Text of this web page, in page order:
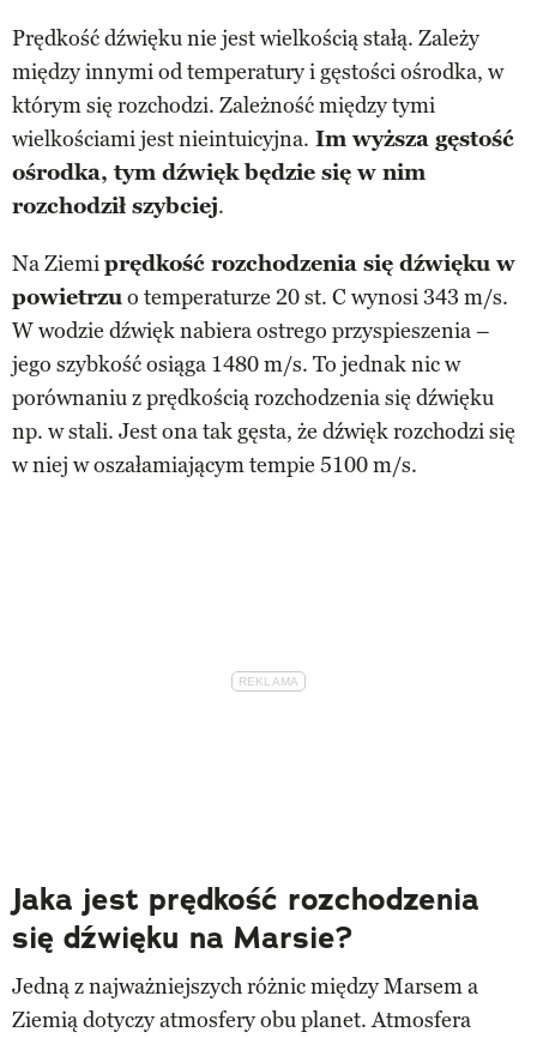
Prędkość dźwięku nie jest wielkością stałą. Zależy
między innymi od temperatury i gęstości ośrodka, w
którym się rozchodzi. Zależność między tymi
wielkościami jest nieintuicyjna. Im wyższa gęstość
ośrodka, tym dźwięk będzie się w nim
rozchodził szybciej.
Na Ziemiprędkość rozchodzenia się dźwięku w
powietrzuo temperaturze 20 st. C wynosi 343 m/s.
W wodzie dźwięk nabiera ostrego przyspieszenia –
jego szybkość osiąga 1480 m/s. To jednak nic w
porównaniu z prędkością rozchodzenia się dźwięku
np. w stali. Jest ona tak gęsta, że dźwięk rozchodzi się
w niej w oszałamiającym tempie 5100 m/s.
Jaka jest prędkość rozchodzenia
się dźwięku na Marsie?
Jedną z najważniejszych różnic między Marsem a
Ziemią dotyczy atmosfery obu planet. Atmosfera